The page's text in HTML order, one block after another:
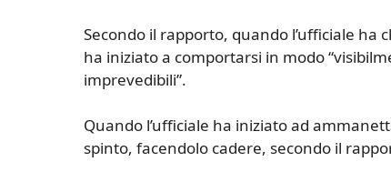
Secondo il rapporto, quando l’ufficiale ha
ha iniziato a comportarsi in modo
imprevedibili”.
Quando l’ufficiale ha iniziato ad
spinto, facendolo cadere, secondo il